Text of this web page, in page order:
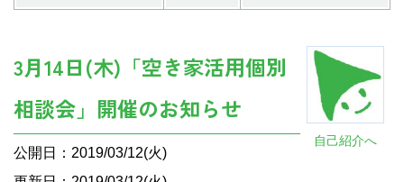
自己紹介へ
3月14日(木)「空き家活用個別
相談会」開催のお知らせ
公開日：2019/03/12(火)